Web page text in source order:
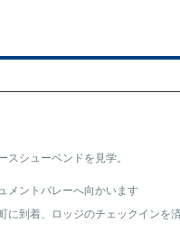
シューベンドを見学。
メントバレーへ向かいます
到着、ロッジのチェックインを